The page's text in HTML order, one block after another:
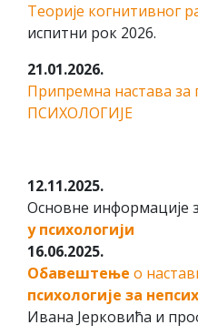
Теорије когнитивног
испитни pок 2026.
21.01.2026.
Припремна настава за
ПСИХОЛОГИЈЕ
12.11.2025.
Oсновне информације
у психологији
16.06.2025.
Обавештење о
психологије за
Ивана Јерковића и